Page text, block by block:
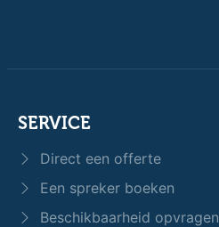
SERVICE
Direct een offerte
Een spreker boeken
Beschikbaarheid opvragen